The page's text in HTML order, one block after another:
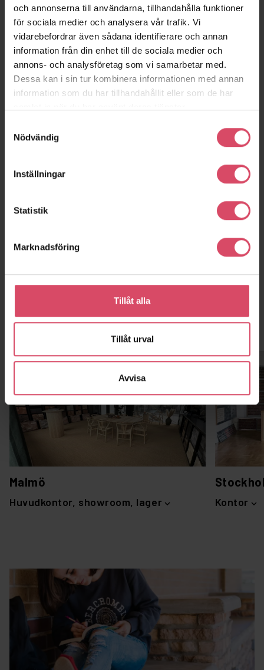
och annonserna till användarna, tillhandahålla funktioner
för sociala medier och analysera vår trafik. Vi
vidarebefordrar även sådana identifierare och annan
information från din enhet till de sociala medier och
annons- och analysföretag som vi samarbetar med.
Dessa kan i sin tur kombinera informationen med annan
information som du har tillhandahållit eller som de har
Nödvändig
Inställningar
Statistik
Marknadsföring
Tillåt alla
Tillåt urval
Avvisa
Lidköping Göteborg
Vågdalen
Kontor och showroom
Malmö
Huvudkontor, showroom, lager Kontor